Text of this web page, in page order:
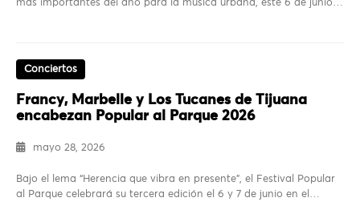
más importantes del año para la música urbana, este 6 de junio…
Conciertos
Francy, Marbelle y Los Tucanes de Tijuana
encabezan Popular al Parque 2026
mayo 28, 2026
Bajo el lema “Herencia que vibra en presente”, el Festival Popular
al Parque celebrará su tercera edición el 6 y 7 de junio en el…